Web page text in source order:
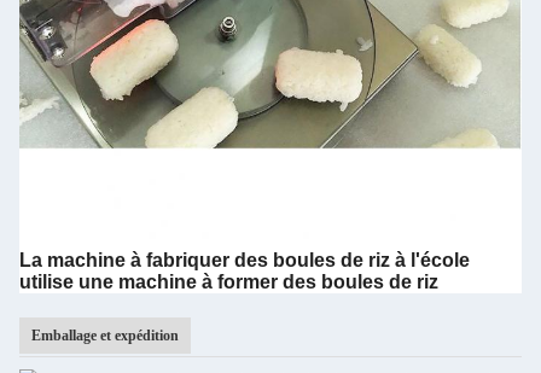
La machine à fabriquer des boules de riz à l'école
utilise une machine à former des boules de riz
Emballage et expédition